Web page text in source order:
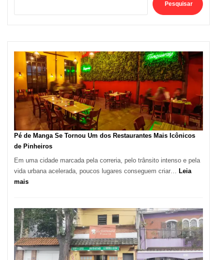
Pesquisar
Pé de Manga Se Tornou Um dos Restaurantes Mais Icônicos
de Pinheiros
Em uma cidade marcada pela correria, pelo trânsito intenso e pela
vida urbana acelerada, poucos lugares conseguem criar… Leia
mais:
Manga
Se
Tornou
Um
dos